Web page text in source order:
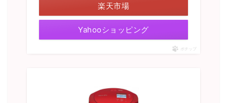
楽天市場
Yahooショッピング
ポチップ